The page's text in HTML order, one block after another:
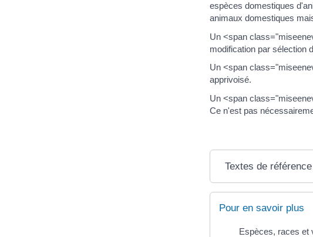
espèces domestiques
animaux domestiques
Un <span
modification par sélection
Un <span
apprivoisé.
Un <span
Ce n'est pas
Textes de référence
Pour en savoir plus
Espèces, races et